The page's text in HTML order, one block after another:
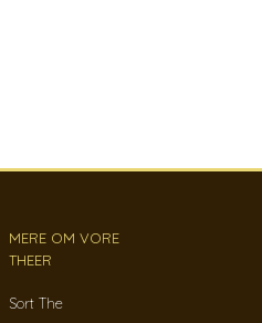
MERE OM VORE
THEER
Sort The